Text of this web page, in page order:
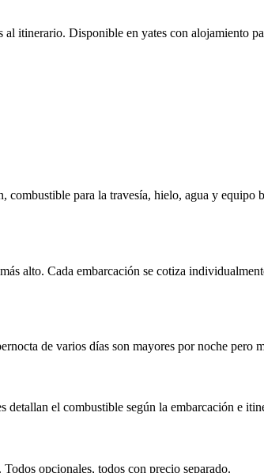
itinerario. Disponible en yates con alojamiento
para la travesía, hielo, agua y equipo
alto. Cada embarcación se cotiza
de varios días son mayores por noche pero
el combustible según la embarcación e
opcionales, todos con precio separado.